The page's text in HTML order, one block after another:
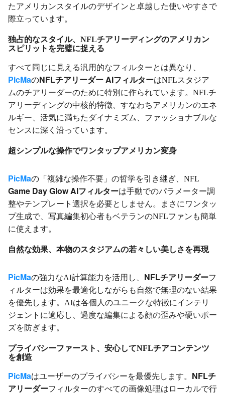
たアメリカンスタイルのデザインと卓越した使いやすさで
際立っています。
独占的なスタイル、NFLチアリーディングのアメリカン
スピリットを完璧に捉える
すべて同じに見える汎用的なフィルターとは異なり、
PicMaのNFLチアリーダーAIフィルターはNFLスタジア
ムのチアリーダーのために特別に作られています。NFLチ
アリーディングの中核的特徴、すなわちアメリカンのエネ
ルギー、活気に満ちたダイナミズム、ファッショナブルな
センスに深く沿っています。
超シンプルな操作でワンタップアメリカン変身
PicMaの「複雑な操作不要」の哲学を引き継ぎ、NFL
Game Day GlowAIフィルターは手動でのパラメーター調
整やテンプレート選択を必要としません。まさにワンタッ
プ生成で、写真編集初心者もベテランのNFLファンも簡単
に使えます。
自然な効果、本物のスタジアムの若々しい美しさを再現
PicMaの強力なAI計算能力を活用し、 NFLチアリーダーフ
ィルターは効果を最適化しながらも自然で無理のない結果
を優先します。AIは各個人のユニークな特徴にインテリ
ジェントに適応し、過度な編集による顔の歪みや硬いポー
ズを防ぎます。
プライバシーファースト、安心してNFLチアコンテンツ
を創造
PicMaはユーザーのプライバシーを最優先します。 NFLチ
アリーダーフィルターのすべての画像処理はローカルで行